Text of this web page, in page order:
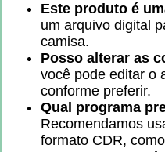
Este produto é
um arquivo digital
camisa.
Posso alterar as
você pode editar o
conforme preferir.
Qual programa
Recomendamos
formato CDR,